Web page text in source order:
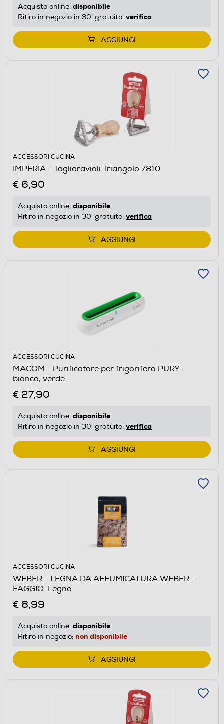
Acquisto online: disponibile
Ritiro in negozio in 30' gratuito: verifica
AGGIUNGI
ACCESSORI CUCINA
IMPERIA - Tagliaravioli Triangolo 7810
€ 6,90
Acquisto online: disponibile
Ritiro in negozio in 30' gratuito: verifica
AGGIUNGI
ACCESSORI CUCINA
MACOM - Purificatore per frigorifero PURY-
bianco, verde
€ 27,90
Acquisto online: disponibile
Ritiro in negozio in 30' gratuito: verifica
AGGIUNGI
ACCESSORI CUCINA
WEBER - LEGNA DA AFFUMICATURA WEBER -
FAGGIO-Legno
€ 8,99
Acquisto online: disponibile
Ritiro in negozio: non disponibile
AGGIUNGI